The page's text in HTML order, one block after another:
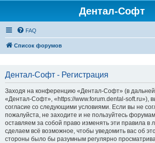
Дентал-Софт
FAQ
Список форумов
Дентал-Софт - Регистрация
Заходя на конференцию «Дентал-Софт» (в
«Дентал-Софт», «https://www.forum.dental-soft.ru»),
согласие со следующими условиями. Если вы не
пожалуйста, не заходите и не пользуйтесь
оставляем за собой право изменять эти правила в
сделаем всё возможное, чтобы уведомить вас об
стороны было бы разумным регулярно